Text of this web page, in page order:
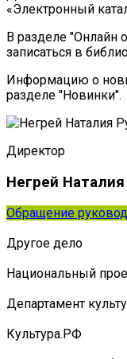
«Электронный
В разделе "Онлайн
записаться в
Информацию о
разделе "Новинки".
Директор
Негрей
Обращение
Другое дело
Национальный
Департамент
Культура.РФ